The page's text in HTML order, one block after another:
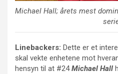
Michael Hall; årets mest
Linebackers: Dette er et
skal vekte enhetene mot
hensyn til at #24Michael Hall